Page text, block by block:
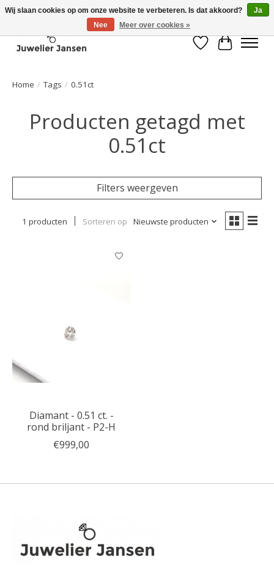
Verlanglijst
Home / Tags / 0.51ct
Producten getagd met
0.51ct
Filters weergeven
1 producten Sorteren op Nieuwste producten
Diamant - 0.51 ct. -
rond briljant - P2-H
€999,00
Wij slaan cookies op om onze website te verbeteren. Is dat akkoord?
Ja
Nee
Meer over cookies »